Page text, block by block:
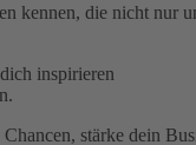
kennen, die nicht nur
inspirieren
stärke dein